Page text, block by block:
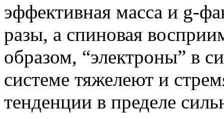
эффективная масса и g-
разы, а спиновая
образом, “электроны” в
системе тяжелеют и
тенденции в пределе